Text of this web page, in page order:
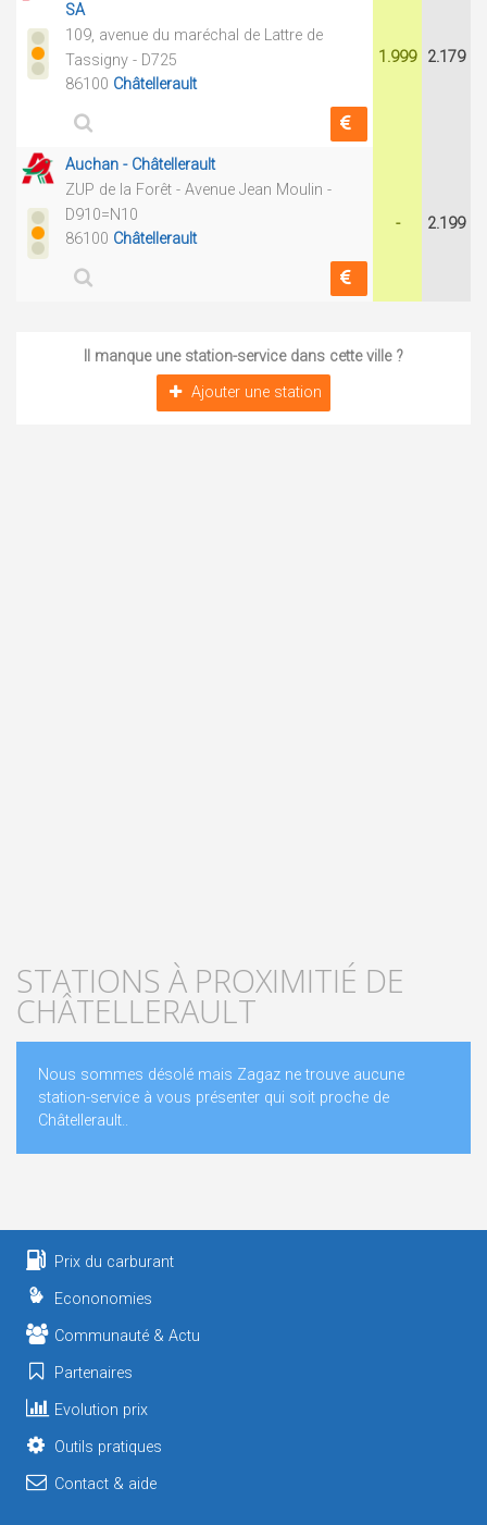
SA
109, avenue du maréchal de Lattre de
Tassigny - D725
86100 Châtellerault
1.999 2.179
Auchan - Châtellerault
ZUP de la Forêt - Avenue Jean Moulin -
D910=N10
86100 Châtellerault
- 2.199
Il manque une station-service dans cette ville ?
Ajouter une station
STATIONS À PROXIMITIÉ DE
CHÂTELLERAULT
Nous sommes désolé mais Zagaz ne trouve aucune
station-service à vous présenter qui soit proche de
Châtellerault..
Prix du carburant
Econonomies
Communauté & Actu
Partenaires
Evolution prix
Outils pratiques
Contact & aide